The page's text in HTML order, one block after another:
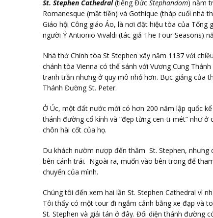
St. Stephen Cathedral(tiếng Đức Stephandom) nằm
Romanesque (mặt tiền) và Gothique (tháp cuối nhà
Giáo hội Công giáo Áo, là nơi đặt hiệu tòa của
người Ý Antionio Vivaldi (tác giả The Four Seasons)
Nhà thờ Chính tòa St Stephen xây năm 1137 với
chánh tòa Vienna có thể sánh với Vương Cung
tranh trần nhưng ở quy mô nhỏ hơn. Bục giảng của
Thánh Đường St. Peter.
Ở Úc, một đất nước mới có hơn 200 năm lập quốc
thánh đường cổ kính và “đẹp từng cen-ti-mét” như
chôn hài cốt của họ.
Du khách nườm nượp đến thăm St. Stephen,
bên cánh trái. Ngoài ra, muốn vào bên trong để
chuyến của mình.
Chúng tôi đến xem hai lần St. Stephen Cathedral vì
Tôi thấy có một tour đi ngắm cảnh bằng xe đạp và
St. Stephen và giải tán ở đây. Đối diện thánh đường